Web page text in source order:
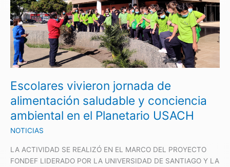
Escolares vivieron jornada de
alimentación saludable y conciencia
ambiental en el Planetario USACH
NOTICIAS
LA ACTIVIDAD SE REALIZÓ EN EL MARCO DEL PROYECTO
FONDEF LIDERADO POR LA UNIVERSIDAD DE SANTIAGO Y LA
Escolares
vivieron
jornada
de
alimentación
saludable
conciencia
ambiental
en
el
Planetario